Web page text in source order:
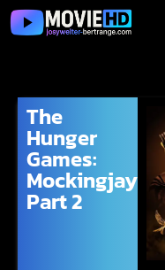
The
Hunger
Games:
Mockingjay
Part 2